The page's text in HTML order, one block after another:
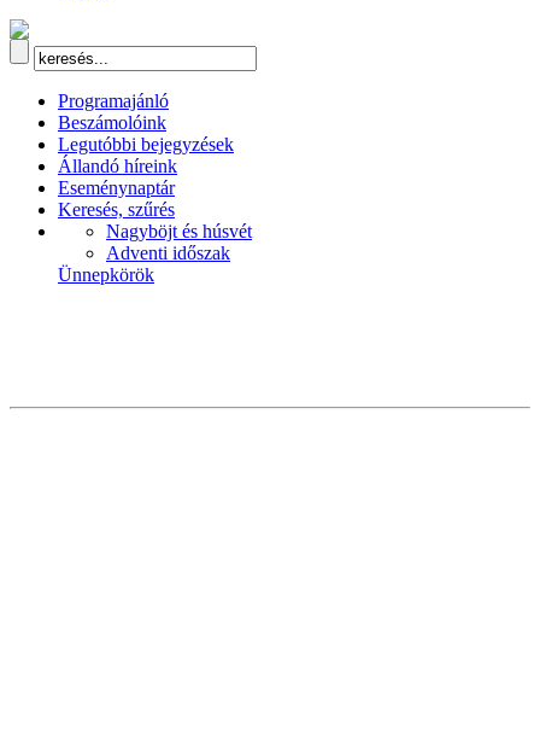
Programajánló
Beszámolóink
Legutóbbi bejegyzések
Állandó híreink
Eseménynaptár
Keresés, szűrés
Nagyböjt és húsvét
Adventi időszak
Ünnepkörök